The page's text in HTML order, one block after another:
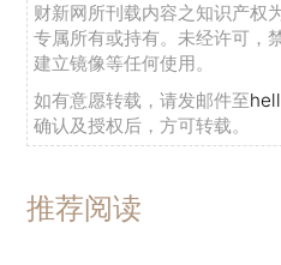
财新网所刊载内容之知识产权
专属所有或持有。未经许可，
建立镜像等任何使用。
如有意愿转载，请发邮件至
确认及授权后，方可转载。
推荐阅读